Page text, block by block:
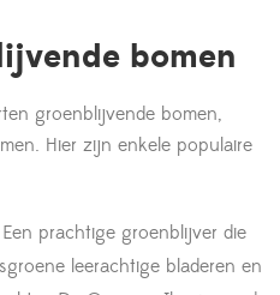
bomen
groenblijvende bomen,
Hier zijn enkele populaire
Een prachtige groenblijver die
leerachtige bladeren en